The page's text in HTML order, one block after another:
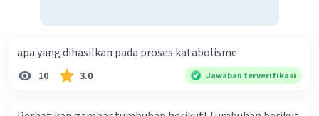
apa yang dihasilkan pada proses katabolisme
10 3.0 Jawaban terverifikasi